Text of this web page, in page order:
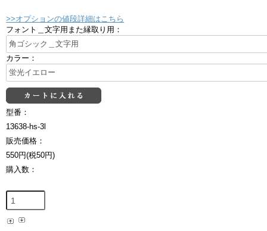
>>オプションの値段詳細はこちら
フォント＿文字用また縁取り用：
カラー：
型番：
13638-hs-3l
販売価格：
550円(税50円)
購入数：